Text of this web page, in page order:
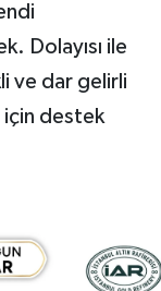
Dolayısı ile
ve dar gelirli
için destek